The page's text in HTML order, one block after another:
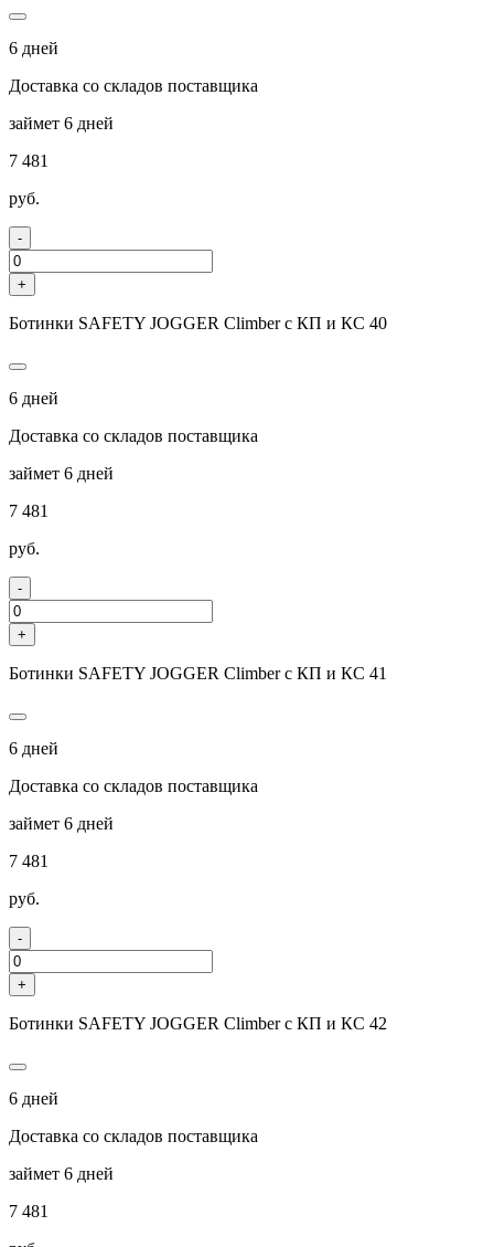
6 дней
Доставка со складов поставщика
займет 6 дней
7 481
руб.
-
+
Ботинки SAFETY JOGGER Climber с КП и КС 40
6 дней
Доставка со складов поставщика
займет 6 дней
7 481
руб.
-
+
Ботинки SAFETY JOGGER Climber с КП и КС 41
6 дней
Доставка со складов поставщика
займет 6 дней
7 481
руб.
-
+
Ботинки SAFETY JOGGER Climber с КП и КС 42
6 дней
Доставка со складов поставщика
займет 6 дней
7 481